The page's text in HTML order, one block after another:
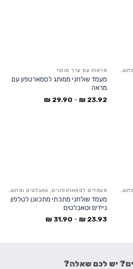
מעמדים לסמארטפונים, טאבלטים ומחשבים ניידים מראות עם ערך מוסף
מעמד שולחני ממותג לסמארטפון עם
מראה
23.92
₪
-
29.90
₪
מעמדים לסמארטפונים, טאבלטים ומחשבים ניידים מעמדים לסמארטפונים, טאבלטים ומחשבים ניידים
מעמד שולחני מתכתי מתכוונן לטלפון
ניידים וטאבלטים
23.93
₪
-
31.90
₪
יש לכם שאלה?